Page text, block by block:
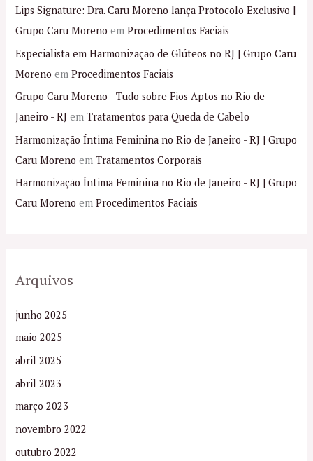
Lips Signature: Dra. Caru Moreno lança Protocolo Exclusivo |
Grupo Caru Moreno emProcedimentos Faciais
Especialista em Harmonização de Glúteos no RJ | Grupo Caru
Moreno emProcedimentos Faciais
Grupo Caru Moreno - Tudo sobre Fios Aptos no Rio de
Janeiro - RJ emTratamentos para Queda de Cabelo
Harmonização Íntima Feminina no Rio de Janeiro - RJ | Grupo
Caru Moreno emTratamentos Corporais
Harmonização Íntima Feminina no Rio de Janeiro - RJ | Grupo
Caru Moreno emProcedimentos Faciais
Arquivos
junho 2025
maio 2025
abril 2025
abril 2023
março 2023
novembro 2022
outubro 2022